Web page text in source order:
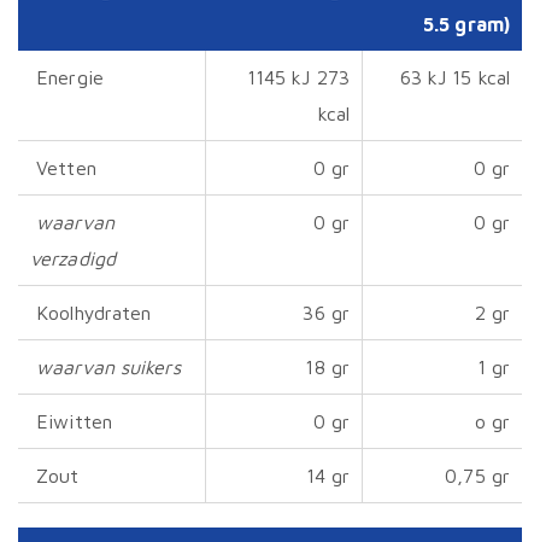
5.5 gram)
Energie
1145 kJ 273
kcal
63 kJ 15 kcal
Vetten 0 gr 0 gr
waarvan
verzadigd
0 gr 0 gr
Koolhydraten 36 gr 2 gr
waarvan suikers 18 gr 1 gr
Eiwitten 0 gr o gr
Zout 14 gr 0,75 gr